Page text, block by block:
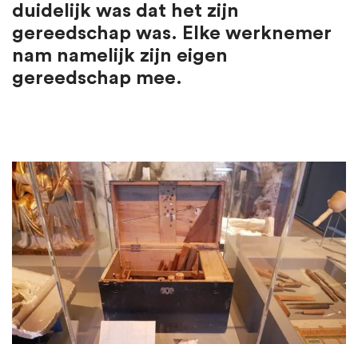
duidelijk was dat het zijn
gereedschap was. Elke werknemer
nam namelijk zijn eigen
gereedschap mee.